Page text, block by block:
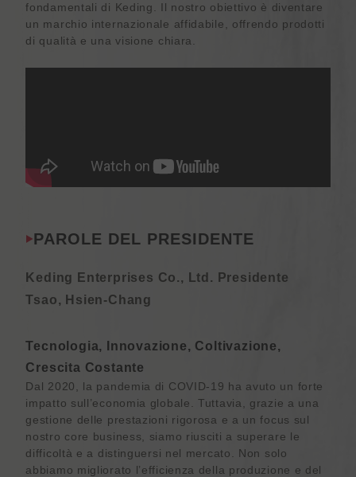
fondamentali di Keding. Il nostro obiettivo è diventare
un marchio internazionale affidabile, offrendo prodotti
di qualità e una visione chiara.
PAROLE DEL PRESIDENTE
Keding Enterprises Co., Ltd. Presidente
Tsao, Hsien-Chang
Tecnologia, Innovazione, Coltivazione,
Crescita Costante
Dal 2020, la pandemia di COVID-19 ha avuto un forte
impatto sull’economia globale. Tuttavia, grazie a una
gestione delle prestazioni rigorosa e a un focus sul
nostro core business, siamo riusciti a superare le
difficoltà e a distinguersi nel mercato. Non solo
abbiamo migliorato l’efficienza della produzione e del